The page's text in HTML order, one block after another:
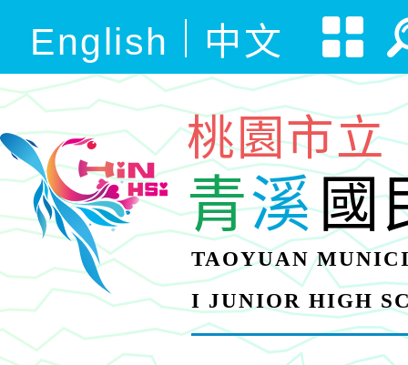
English 中文
桃園市立
青溪國
TAOYUAN
I JUNIOR HIGH